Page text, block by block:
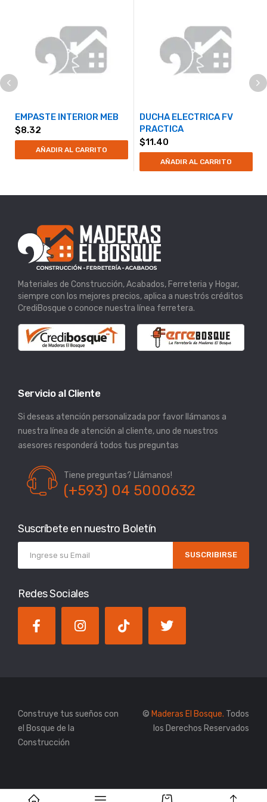
EMPASTE INTERIOR MEB
$8.32
AÑADIR AL CARRITO
DUCHA ELECTRICA FV
PRACTICA
$11.40
AÑADIR AL CARRITO
Materiales de Construcción, Acabados, Ferreteria y Hogar,
siempre con los mejores precios, aplica a nuestrós créditos
CrediBosque o conoce nuestra línea ferretera.
Servicio al Cliente
Si deseas atención personalizada por favor llámanos a
nuestra línea de atención al cliente, uno de nuestros
asesores responderá todos tus preguntas
Tiene preguntas? Llámanos!
(+593) 04 5000632
Suscríbete en nuestro Boletín
SUSCRIBIRSE
Redes Sociales
Construye tus sueños con
el Bosque de la
Construcción
© Maderas El Bosque. Todos
los Derechos Reservados